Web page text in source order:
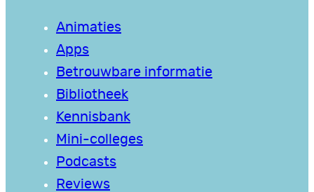
Animaties
Apps
Betrouwbare informatie
Bibliotheek
Kennisbank
Mini-colleges
Podcasts
Reviews